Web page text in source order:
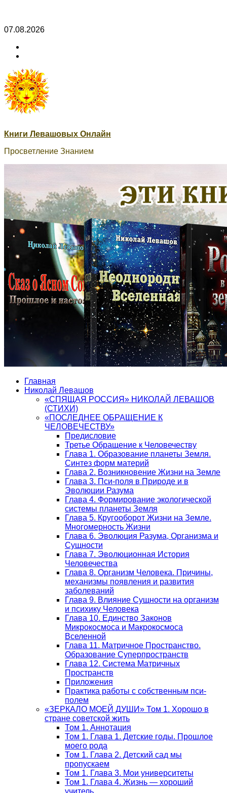
Skip
content
07.08.2026
Книги Левашовых Онлайн
Просветление Знанием
Главная
Николай Левашов
«СПЯЩАЯ РОССИЯ» НИКОЛАЙ ЛЕВАШОВ
(СТИХИ)
«ПОСЛЕДНЕЕ ОБРАЩЕНИЕ К
ЧЕЛОВЕЧЕСТВУ»
Предисловие
Третье Обращение к Человечеству
Глава 1. Образование планеты Земля.
Синтез форм материй
Глава 2. Возникновение Жизни на Земле
Глава 3. Пси-поля в Природе и в
Эволюции Разума
Глава 4. Формирование экологической
системы планеты Земля
Глава 5. Кругооборот Жизни на Земле.
Многомерность Жизни
Глава 6. Эволюция Разума, Организма и
Сущности
Глава 7. Эволюционная История
Человечества
Глава 8. Организм Человека. Причины,
механизмы появления и развития
заболеваний
Глава 9. Влияние Сущности на организм
и психику Человека
Глава 10. Единство Законов
Микрокосмоса и Макрокосмоса
Вселенной
Глава 11. Матричное Пространство.
Образование Суперпространств
Глава 12. Система Матричных
Пространств
Приложения
Практика работы с собственным пси-
полем
«ЗЕРКАЛО МОЕЙ ДУШИ» Том 1. Хорошо в
стране советской жить
Том 1. Аннотация
Том 1. Глава 1. Детские годы. Прошлое
моего рода
Том 1. Глава 2. Детский сад мы
пропускаем
Том 1. Глава 3. Мои университеты
Том 1. Глава 4. Жизнь — хороший
учитель